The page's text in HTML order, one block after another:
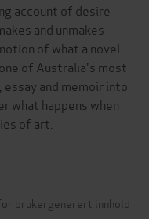
account of desire
and unmakes
of what a novel
of Australia's most
and memoir into
what happens when
brukergenerert innhold